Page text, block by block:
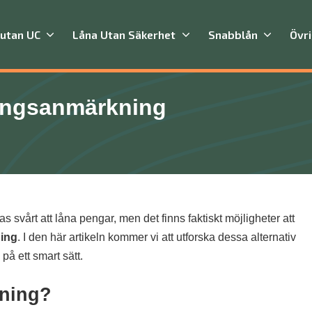
UC Låna Utan Säkerhet Snabblån
svårt att låna pengar, men det finns faktiskt möjligheter att
. I den här artikeln kommer vi att utforska dessa alternativ
ett smart sätt.